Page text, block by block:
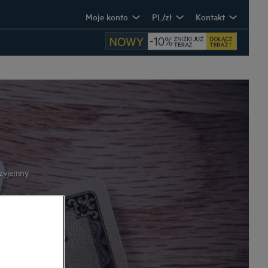
Moje konto PL/zł Kontakt
kulturę
którym
- bez